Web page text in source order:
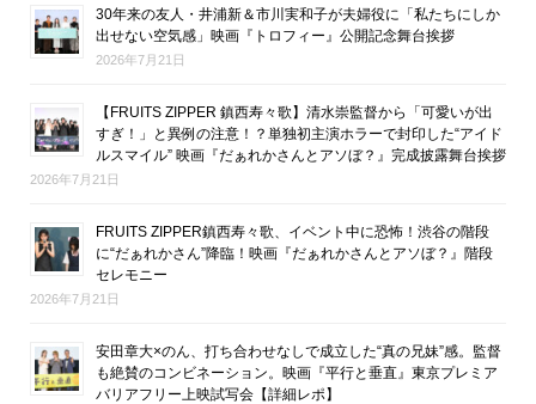
30年来の友人・井浦新＆市川実和子が夫婦役に「私たちにしか
出せない空気感」映画『トロフィー』公開記念舞台挨拶
2026年7月21日
【FRUITS ZIPPER 鎮西寿々歌】清水崇監督から「可愛いが出
すぎ！」と異例の注意！？単独初主演ホラーで封印した“アイド
ルスマイル” 映画『だぁれかさんとアソぼ？』完成披露舞台挨拶
2026年7月21日
FRUITS ZIPPER鎮西寿々歌、イベント中に恐怖！渋谷の階段
に“だぁれかさん”降臨！映画『だぁれかさんとアソぼ？』階段
セレモニー
2026年7月21日
安田章大×のん、打ち合わせなしで成立した“真の兄妹”感。監督
も絶賛のコンビネーション。映画『平行と垂直』東京プレミア
バリアフリー上映試写会【詳細レポ】